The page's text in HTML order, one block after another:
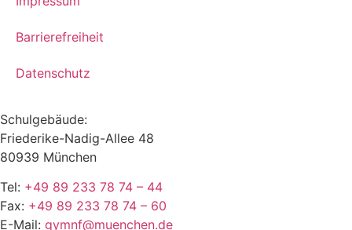
Barrierefreiheit
Datenschutz
Schulgebäude:
Friederike-Nadig-Allee 48
80939 München
Tel: +49 89 233 78 74 – 44
Fax: +49 89 233 78 74 – 60
E-Mail: gymnf@muenchen.de